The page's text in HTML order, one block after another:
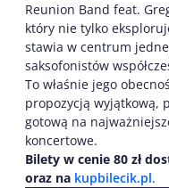
Reunion Band feat.
który nie tylko
stawia w centrum
saksofonistów
To właśnie jego
propozycją wyjątkową,
gotową na
koncertowe.
Bilety w cenie 80 zł
oraz na kupbilecik.pl.